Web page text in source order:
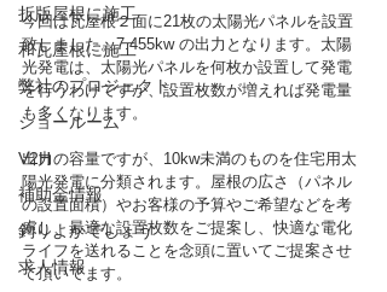
折版屋根に施工
和瓦屋根に施工
弊社のプロジェクト
ショールーム
V2H
補助金情報
釣りよかでしょう
求人情報
今回は瓦屋根２面に21枚の太陽光パネルを設置
致しました。7.455kw の出力となります。太陽
光発電は、太陽光パネルを何枚か設置して発電
を行うわけですが、設置枚数が増えれば発電量
も多くなります。
出力の容量ですが、10kw未満のものを住宅用太
陽光発電に分類されます。屋根の広さ（パネル
の設置面積）やお客様の予算やご希望などを考
慮し、最適な設置枚数をご提案し、快適な電化
ライフを送れることを念頭に置いてご提案させ
て頂いてます。